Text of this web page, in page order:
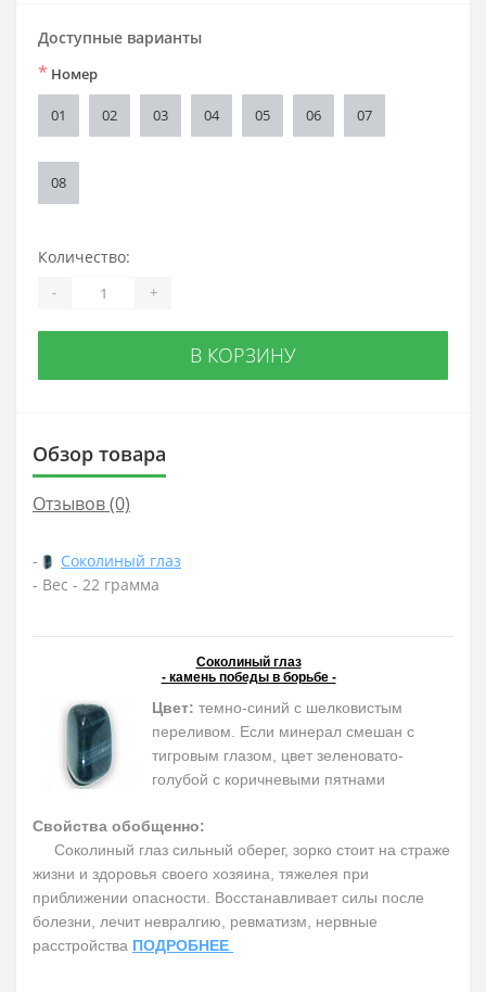
Доступные варианты
* Номер
01 02 03 04 05 06 07
08
Количество:
- +
В КОРЗИНУ
Обзор товара
Отзывов (0)
-
Соколиный глаз
- Вес - 22 грамма
Соколиный глаз
- камень победы в борьбе -
Цвет: темно-синий с шелковистым
переливом. Если минерал смешан с
тигровым глазом, цвет зеленовато-
голубой с коричневыми пятнами
Свойства обобщенно:
Соколиный глаз сильный оберег, зорко стоит на страже
жизни и здоровья своего хозяина, тяжелея при
приближении опасности. Восстанавливает силы после
болезни, лечит невралгию, ревматизм, нервные
расстройства ПОДРОБНЕЕ